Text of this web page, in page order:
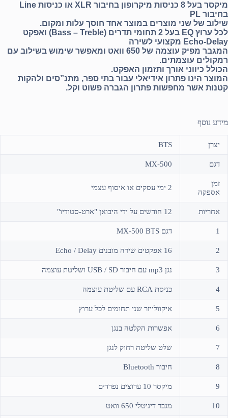
מיקסר בעל 8 כניסות מיקרופון בחיבור XLR או כניסות Line
בחיבור PL
שילוב של שני מוצרים במוצר אחד חוסך עלות ומקום.
לכל ערוץ EQ בעל 2 תחומי תדרים (Bass – Treble) ואפקט
Echo-Delay מקצועי לשירה
המגבר מפיק עוצמה של 650 וואט ומאפשר שימוש בשילוב עם
רמקולים עוצמתים.
הכולל כיווני אורך ותזמון האפקט.
המוצר הינו פתרון אידיאלי עבור בתי ספר, מתנ”סים ולהקות
קטנות אשר מחפשות פתרון הגברה פשוט וקל.
מידע נוסף
יצרן BTS
דגם MX-500
זמן
אספקה
2 ימי עסקים או איסוף עצמי
אחריות 12 חודשים על ידי היבואן "ארט-סטודיו"
1 דגם MX-500 BTS
2 16 אפקטים שירה מובנים Echo / Delay
3 נגן mp3 עם חיבור USB / SD ושליטת עוצמה
4 כניסת RCA עם שליטת עוצמה
5 איקוולייזר שני תחומים לכל ערוץ
6 אפשרות הקלטה בנגן
7 שלט שליטה רחוק לנגן
8 חיבור Bluetooth
9 מיקסר 10 ערוצים נפרדים
10 מגבר דיגיטלי 650 וואט